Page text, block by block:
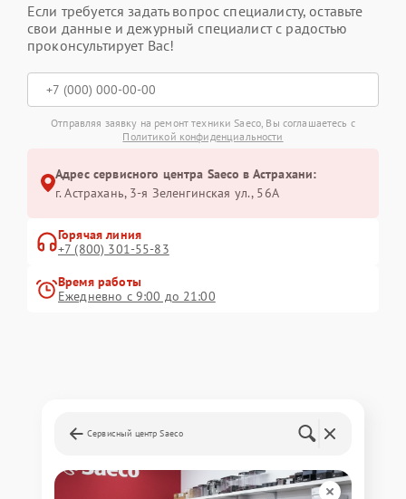
Если требуется задать вопрос специалисту, оставьте
свои данные и дежурный специалист с радостью
проконсультирует Вас!
Отправляя заявку на ремонт техники Saeco, Вы соглашаетесь с
Политикой конфиденциальности
Адрес сервисного центра Saeco в Астрахани:
г. Астрахань, 3-я Зеленгинская ул., 56А
Горячая линия
+7 (800) 301-55-83
Время работы
Ежедневно с 9:00 до 21:00
Сервисный центр Saeco